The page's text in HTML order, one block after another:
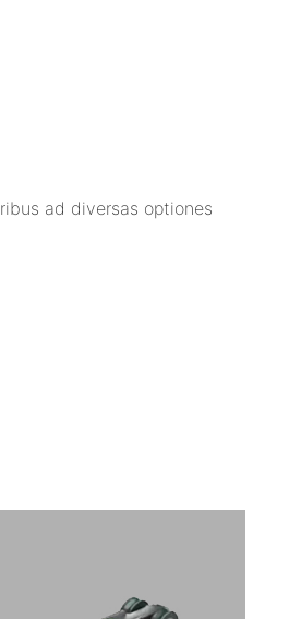
ad diversas optiones